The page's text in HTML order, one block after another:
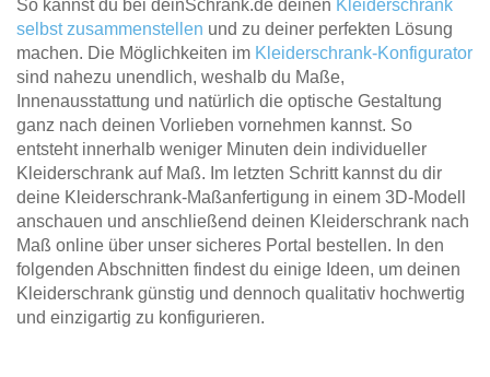
So kannst du bei deinSchrank.de deinen Kleiderschrank
selbst zusammenstellen und zu deiner perfekten Lösung
machen. Die Möglichkeiten im Kleiderschrank-Konfigurator
sind nahezu unendlich, weshalb du Maße,
Innenausstattung und natürlich die optische Gestaltung
ganz nach deinen Vorlieben vornehmen kannst. So
entsteht innerhalb weniger Minuten dein individueller
Kleiderschrank auf Maß. Im letzten Schritt kannst du dir
deine Kleiderschrank-Maßanfertigung in einem 3D-Modell
anschauen und anschließend deinen Kleiderschrank nach
Maß online über unser sicheres Portal bestellen. In den
folgenden Abschnitten findest du einige Ideen, um deinen
Kleiderschrank günstig und dennoch qualitativ hochwertig
und einzigartig zu konfigurieren.